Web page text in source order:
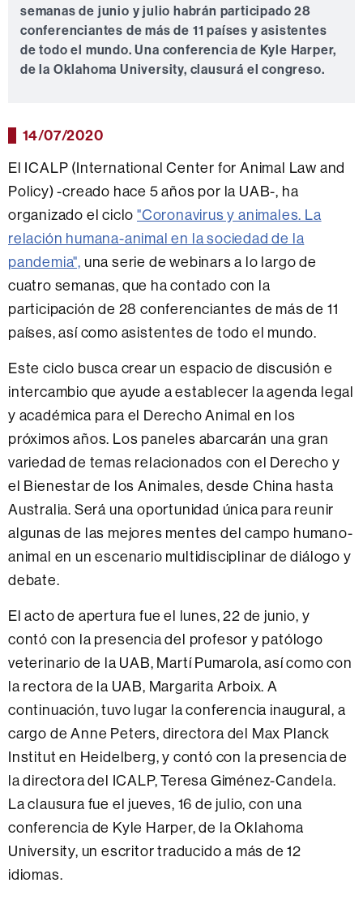
semanas de junio y julio habrán participado 28
conferenciantes de más de 11 países y asistentes
de todo el mundo. Una conferencia de Kyle Harper,
de la Oklahoma University, clausurá el congreso.
14/07/2020
El ICALP (International Center for Animal Law and
Policy) -creado hace 5 años por la UAB-, ha
organizado el ciclo"Coronavirus y animales. La
relación humana-animal en la sociedad de la
pandemia", una serie de webinars a lo largo de
cuatro semanas, que ha contado con la
participación de 28 conferenciantes de más de 11
países, así como asistentes de todo el mundo.
Este ciclo busca crear un espacio de discusión e
intercambio que ayude a establecer la agenda legal
y académica para el Derecho Animal en los
próximos años. Los paneles abarcarán una gran
variedad de temas relacionados con el Derecho y
el Bienestar de los Animales, desde China hasta
Australia. Será una oportunidad única para reunir
algunas de las mejores mentes del campo humano-
animal en un escenario multidisciplinar de diálogo y
debate.
El acto de apertura fue el lunes, 22 de junio, y
contó con la presencia del profesor y patólogo
veterinario de la UAB, Martí Pumarola, así como con
la rectora de la UAB, Margarita Arboix. A
continuación, tuvo lugar la conferencia inaugural, a
cargo de Anne Peters, directora del Max Planck
Institut en Heidelberg, y contó con la presencia de
la directora del ICALP, Teresa Giménez-Candela.
La clausura fue el jueves, 16 de julio, con una
conferencia de Kyle Harper, de la Oklahoma
University, un escritor traducido a más de 12
idiomas.